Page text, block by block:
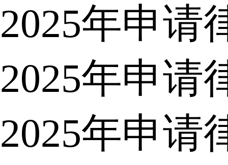
2025年申请
2025年申请
2025年申请